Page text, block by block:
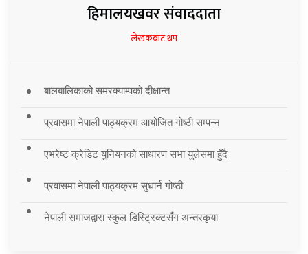
हिमालयखवर संवाददाता
लेखकबाट थप
बालबालिकाको समरक्याम्पको दीक्षान्त
प्रवासमा नेपाली पाठ्यक्रम आयोजित गोष्ठी सम्पन्न
एभरेष्ट क्रेडिट युनियनको साधारण सभा युलेसमा हुँदै
प्रवासमा नेपाली पाठ्यक्रम सुधार्न गोष्ठी
नेपाली समाजद्वारा स्कुल डिस्ट्रिक्टसँग अन्तरकृया